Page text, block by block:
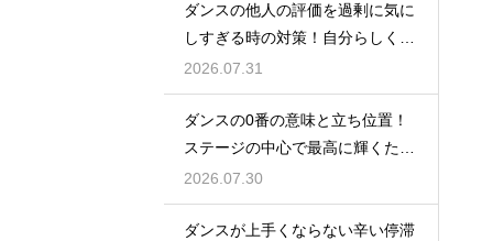
ダンスの他人の評価を過剰に気に
しすぎる時の対策！自分らしく踊
るには
2026.07.31
ダンスの0番の意味と立ち位置！
ステージの中心で最高に輝くため
の心得
2026.07.30
ダンスが上手くならない辛い停滞